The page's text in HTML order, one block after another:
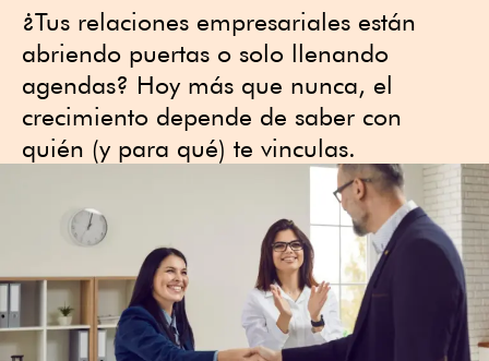
¿Tus relaciones empresariales están
abriendo puertas o solo llenando
agendas? Hoy más que nunca, el
crecimiento depende de saber con
quién (y para qué) te vinculas.